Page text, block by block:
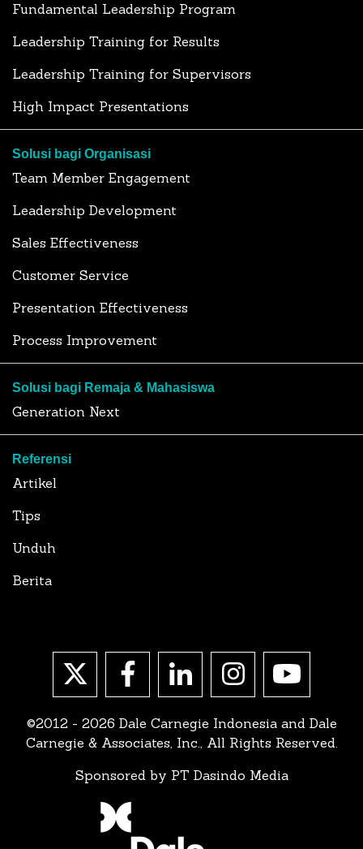
Fundamental Leadership Program
Leadership Training for Results
Leadership Training for Supervisors
High Impact Presentations
Solusi bagi Organisasi
Team Member Engagement
Leadership Development
Sales Effectiveness
Customer Service
Presentation Effectiveness
Process Improvement
Solusi bagi Remaja & Mahasiswa
Generation Next
Referensi
Artikel
Tips
Unduh
Berita
©2012 - 2026 Dale Carnegie Indonesia and Dale
Carnegie & Associates, Inc., All Rights Reserved.
Sponsored by PT Dasindo Media